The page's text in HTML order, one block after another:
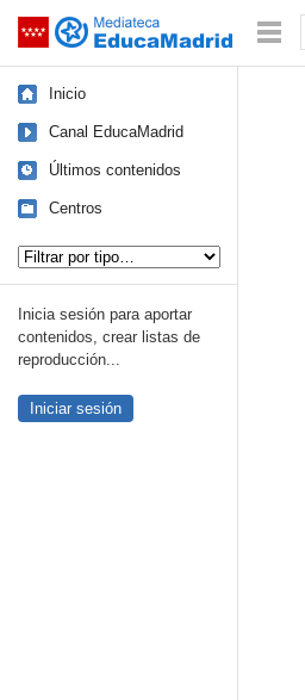
Saltar navegación
Inicio
Canal EducaMadrid
Últimos contenidos
Centros
Inicia sesión para aportar
contenidos, crear listas de
reproducción...
Iniciar sesión